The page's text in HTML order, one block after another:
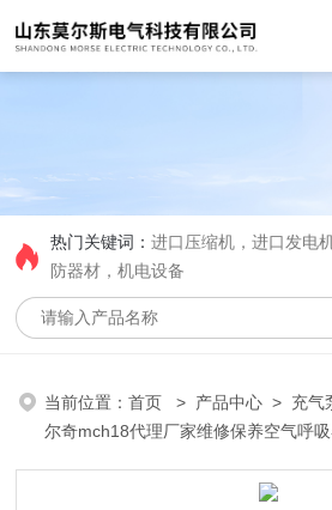
热门关键词：进口压缩机，进口发电
防器材，机电设备
当前位置：首页 > 产品中心 > 充气
尔奇mch18代理厂家维修保养空气呼